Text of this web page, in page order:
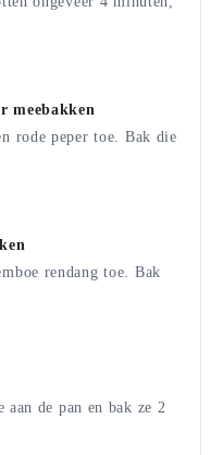
meebakken
rode peper toe. Bak die
rendang toe. Bak
de pan en bak ze 2